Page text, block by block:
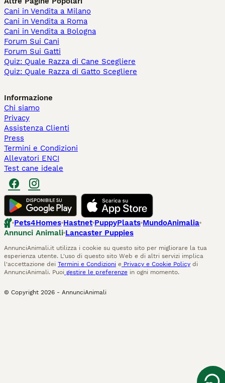
Cani in Vendita a Milano
Cani in Vendita a Roma
Cani in Vendita a Bologna
Forum Sui Cani
Forum Sui Gatti
Quiz: Quale Razza di Cane Scegliere
Quiz: Quale Razza di Gatto Scegliere
Informazione
Chi siamo
Privacy
Assistenza Clienti
Press
Termini e Condizioni
Allevatori ENCI
Test cane ideale
Pets4Homes Hastnet PuppyPlaats MundoAnimalia
Annunci Animali Lancaster Puppies
AnnunciAnimali.it utilizza i cookie su questo sito per migliorare la tua
esperienza utente. L'uso di questo sito Web e di altri servizi implica
l'accettazione dei Termini e Condizioni e Privacy e Cookie Policy di
AnnunciAnimali. Puoi gestire le preferenze in ogni momento.
© Copyright 2026 - AnnunciAnimali